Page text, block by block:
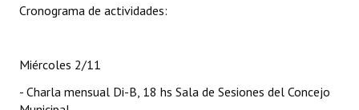
Cronograma de actividades:
Miércoles 2/11
- Charla mensual Di-B, 18 hs Sala de Sesiones del Concejo